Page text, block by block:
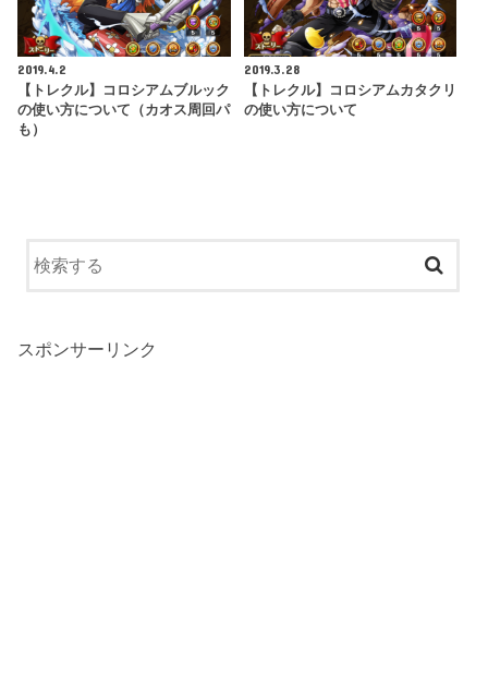
2019.4.2
【トレクル】コロシアムブルック
の使い方について（カオス周回パ
も）
2019.3.28
【トレクル】コロシアムカタクリ
の使い方について
スポンサーリンク